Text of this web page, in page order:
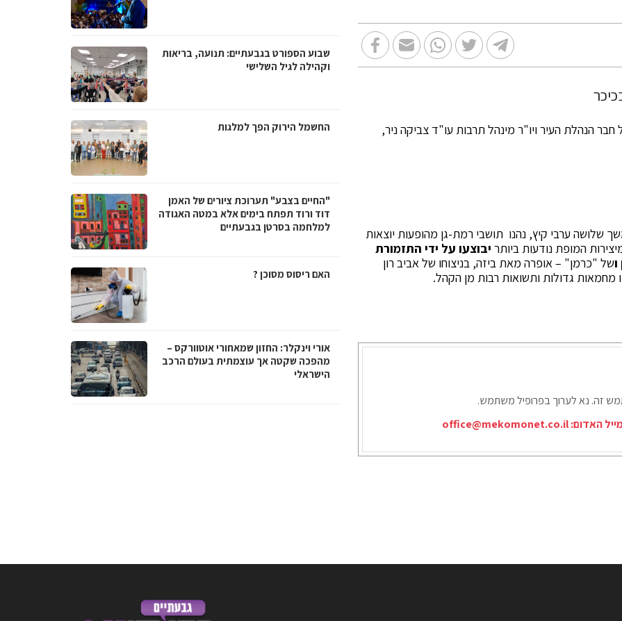
הנהלת העיר ויו"ר מינהל תרבות עו"ד צביקה ניר,
שלושה ערבי קיץ, נהנו תושבי רמת-גן מהופעות יוצאות
המופת נודעות ביותר יבוצעו על ידי התזמורת
של "כרמן" – אופרה מאת ביזה, בניצוחו של אביב רון
גדולות ותשואות רבות מן הקהל.
זה. נא לערוך בפרופיל משתמש.
האדום:office@mekomonet.co.il
שבוע הספורט בגבעתיים: תנועה, בריאות
וקהילה לגיל השלישי
החשמל הירוק הפך למלגות
"החיים בצבע" תערוכת ציורים של האמן
דוד ורוד תפתח בימים אלא במטה האגודה
למלחמה בסרטן בגבעתיים
האם ריסוס מסוכן ?
אורי וינקלר: החזון שמאחורי אוטוורקס –
מהפכה שקטה אך עוצמתית בעולם הרכב
הישראלי